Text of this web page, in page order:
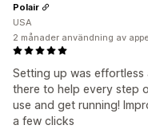
Setting up was effortless
there to help every step
use and get running!
a few clicks
Polair
USA
2 månader användning av